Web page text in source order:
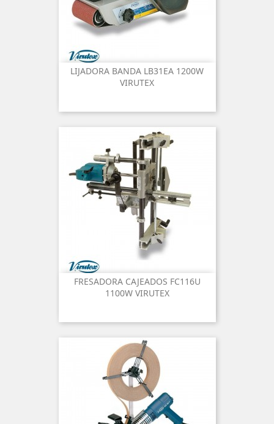
LIJADORA BANDA LB31EA 1200W
VIRUTEX
FRESADORA CAJEADOS FC116U
1100W VIRUTEX